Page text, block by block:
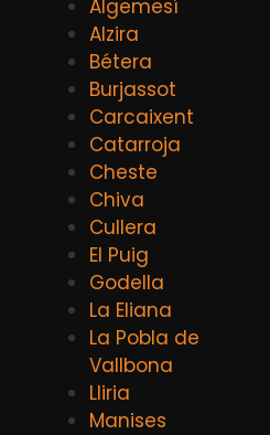
Algemesí
Alzira
Bétera
Burjassot
Carcaixent
Catarroja
Cheste
Chiva
Cullera
El Puig
Godella
La Eliana
La Pobla de
Vallbona
Lliria
Manises